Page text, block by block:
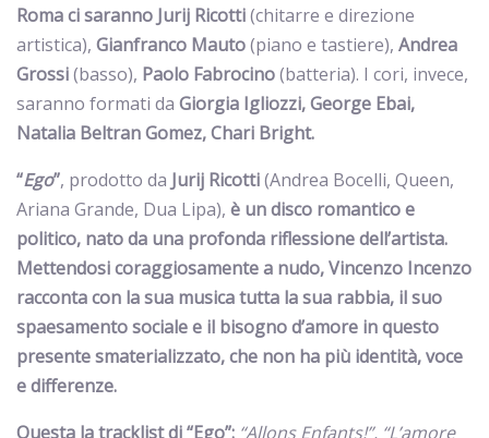
Roma ci saranno Jurij Ricotti(chitarre e direzione
artistica), Gianfranco Mauto(piano e tastiere), Andrea
Grossi(basso), Paolo Fabrocino(batteria). I cori, invece,
saranno formati da Giorgia Igliozzi, George Ebai,
Natalia Beltran Gomez, Chari Bright.
“Ego”, prodotto da Jurij Ricotti(Andrea Bocelli, Queen,
Ariana Grande, Dua Lipa), è un disco romantico e
politico, nato da una profonda riflessione dell’artista.
Mettendosi coraggiosamente a nudo, Vincenzo Incenzo
racconta con la sua musica tutta la sua rabbia, il suo
spaesamento sociale e il bisogno d’amore in questo
presente smaterializzato, che non ha più identità, voce
e differenze.
Questa la tracklist di “Ego”: “Allons Enfants!”, “L’amore